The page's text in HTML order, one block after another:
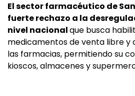
El sector farmacéutico de
fuerte rechazo a la
nivel nacionalque busca
medicamentos de venta libre y
las farmacias, permitiendo su
kioscos, almacenes y